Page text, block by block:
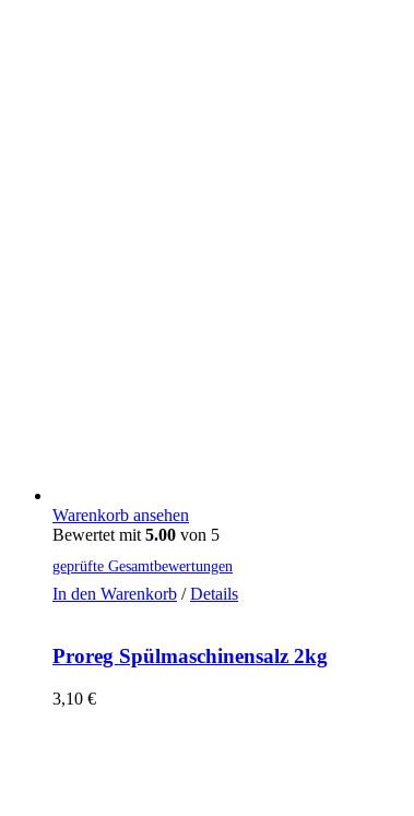
Warenkorb ansehen
Bewertet mit 5.00 von 5
geprüfte Gesamtbewertungen
In den Warenkorb / Details
Proreg Spülmaschinensalz 2kg
3,10 €